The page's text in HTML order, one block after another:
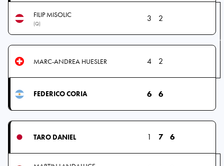
FILIP MISOLIC
(Q)
3 2
MARC-ANDREA HUESLER 4 2
FEDERICO CORIA 6 6
TARO DANIEL 1 7 6